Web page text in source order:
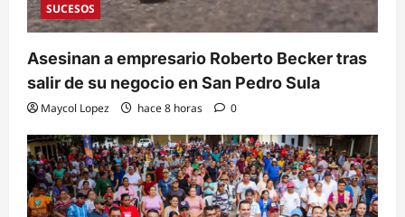
SUCESOS
Asesinan a empresario Roberto Becker tras
salir de su negocio en San Pedro Sula
Maycol Lopez hace 8 horas 0